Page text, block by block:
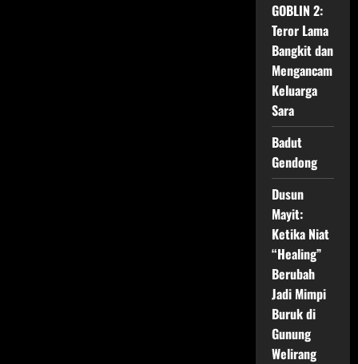
GOBLIN 2:
Teror Lama
Bangkit dan
Mengancam
Keluarga
Sara
Badut
Gendong
Dusun
Mayit:
Ketika Niat
“Healing”
Berubah
Jadi Mimpi
Buruk di
Gunung
Welirang